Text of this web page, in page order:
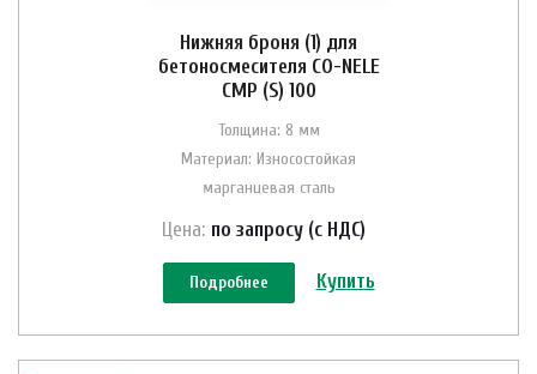
Нижняя броня (1) для
бетоносмесителя CO-NELE
CMP (S) 100
Толщина: 8 мм
Материал: Износостойкая
марганцевая сталь
Цена: по запросу (с НДС)
Подробнее Купить